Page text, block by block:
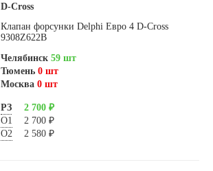
D-Cross
Клапан форсунки Delphi Евро 4 D-Cross
9308Z622B
Челябинск 59 шт
Тюмень 0 шт
Москва 0 шт
РЗ
2 700 ₽
О1
2 700 ₽
О2
2 580 ₽